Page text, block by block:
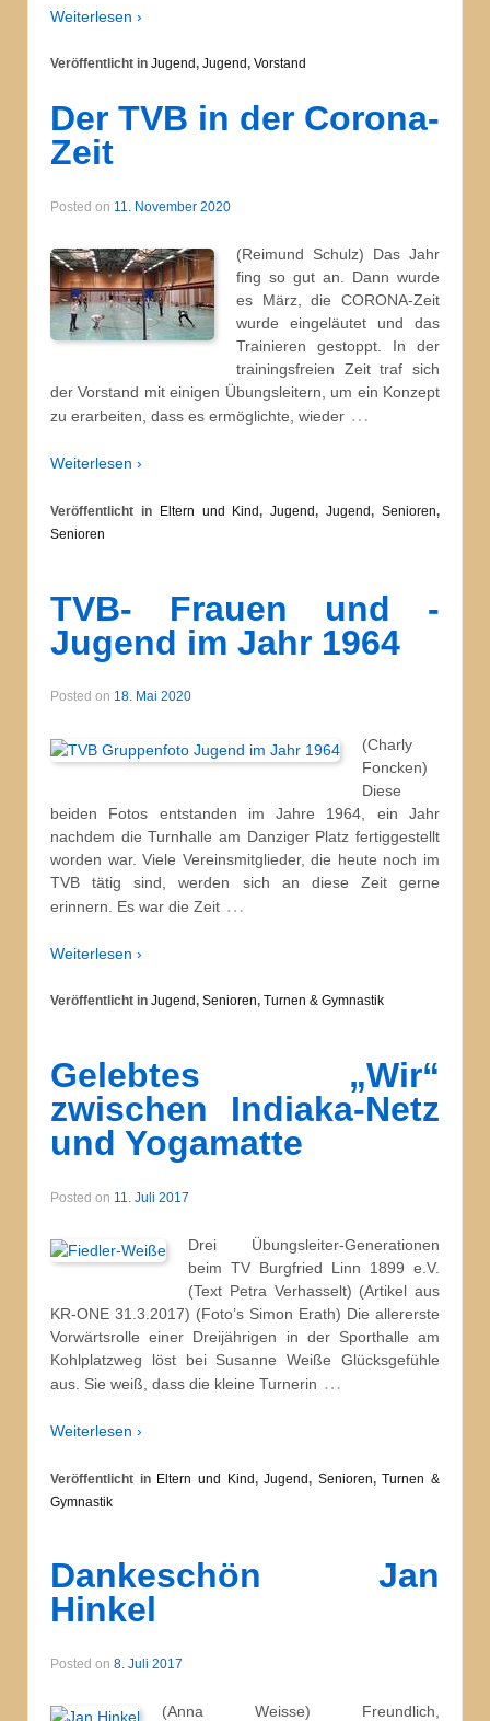
Weiterlesen ›
Veröffentlicht in Jugend, Jugend, Vorstand
Der TVB in der Corona-
Zeit
Posted on 11. November 2020
(Reimund Schulz) Das Jahr
fing so gut an. Dann wurde
es März, die CORONA-Zeit
wurde eingeläutet und das
Trainieren gestoppt. In der
trainingsfreien Zeit traf sich
der Vorstand mit einigen Übungsleitern, um ein Konzept
zu erarbeiten, dass es ermöglichte, wieder …
Weiterlesen ›
Veröffentlicht in Eltern und Kind,Jugend,Jugend,Senioren,
Senioren
TVB- Frauen und -
Jugend im Jahr 1964
Posted on 18. Mai 2020
(Charly
Foncken)
Diese
beiden Fotos entstanden im Jahre 1964, ein Jahr
nachdem die Turnhalle am Danziger Platz fertiggestellt
worden war. Viele Vereinsmitglieder, die heute noch im
TVB tätig sind, werden sich an diese Zeit gerne
erinnern. Es war die Zeit …
Weiterlesen ›
Veröffentlicht in Jugend, Senioren, Turnen & Gymnastik
Gelebtes „Wir“
zwischen Indiaka-Netz
und Yogamatte
Posted on 11. Juli 2017
Drei Übungsleiter-Generationen
beim TV Burgfried Linn 1899 e.V.
(Text Petra Verhasselt) (Artikel aus
KR-ONE 31.3.2017) (Foto’s Simon Erath) Die allererste
Vorwärtsrolle einer Dreijährigen in der Sporthalle am
Kohlplatzweg löst bei Susanne Weiße Glücksgefühle
aus. Sie weiß, dass die kleine Turnerin …
Weiterlesen ›
Veröffentlicht in Eltern und Kind,Jugend, Senioren,Turnen &
Gymnastik
Dankeschön Jan
Hinkel
Posted on 8. Juli 2017
(Anna Weisse) Freundlich,